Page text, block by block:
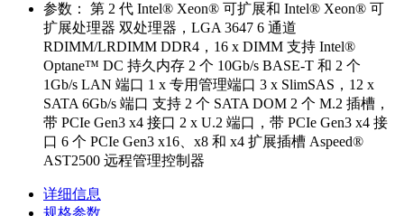
参数：
第 2 代 Intel® Xeon® 可扩展和 Intel® Xeon® 可
扩展处理器 双处理器，LGA 3647 6 通道
RDIMM/LRDIMM DDR4，16 x DIMM 支持 Intel®
Optane™ DC 持久内存 2 个 10Gb/s BASE-T 和 2 个
1Gb/s LAN 端口 1 x 专用管理端口 3 x SlimSAS，12 x
SATA 6Gb/s 端口 支持 2 个 SATA DOM 2 个 M.2 插槽，
带 PCIe Gen3 x4 接口 2 x U.2 端口，带 PCIe Gen3 x4 接
口 6 个 PCIe Gen3 x16、x8 和 x4 扩展插槽 Aspeed®
AST2500 远程管理控制器
详细信息